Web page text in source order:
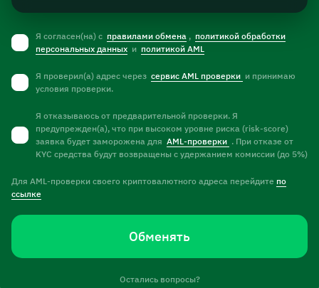
Я согласен(на) с правилами обмена , политикой обработки
персональных данных и политикой AML
Я проверил(а) адрес через сервис AML проверки и принимаю
условия проверки.
Я отказываюсь от предварительной проверки. Я
предупрежден(а), что при высоком уровне риска (risk-score)
заявка будет заморожена для AML-проверки . При отказе от
KYC средства будут возвращены с удержанием комиссии (до 5%)
Для AML-проверки своего криптовалютного адреса перейдите по
ссылке
Обменять
Остались вопросы?